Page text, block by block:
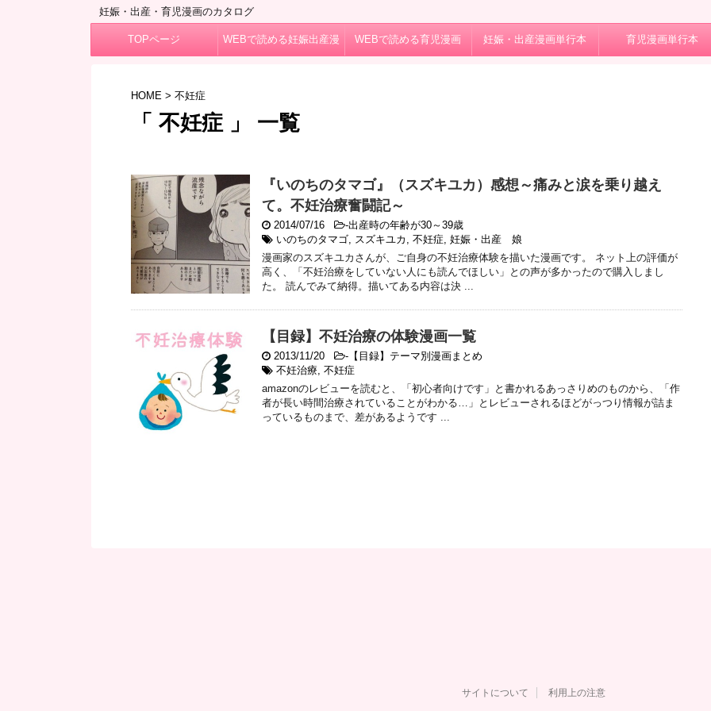
妊娠・出産・育児漫画のカタログ
TOPページ WEBで読める妊娠出産漫 WEBで読める育児漫画 妊娠・出産漫画単行本 育児漫画単行本
HOME> 不妊症
「 不妊症 」 一覧
『いのちのタマゴ』（スズキユカ）感想～痛みと涙を乗り越え
て。不妊治療奮闘記～
2014/07/16 -出産時の年齢が30～39歳
いのちのタマゴ, スズキユカ , 不妊症, 妊娠・出産 娘
漫画家のスズキユカさんが、ご自身の不妊治療体験を描いた漫画です。 ネット上の評価が
高く、「不妊治療をしていない人にも読んでほしい」との声が多かったので購入しまし
た。 読んでみて納得。描いてある内容は決 ...
【目録】不妊治療の体験漫画一覧
2013/11/20 -【目録】テーマ別漫画まとめ
不妊治療, 不妊症
amazonのレビューを読むと、「初心者向けです」と書かれるあっさりめのものから、「作
者が長い時間治療されていることがわかる…」とレビューされるほどがっつり情報が詰ま
っているものまで、差があるようです ...
サイトについて 利用上の注意